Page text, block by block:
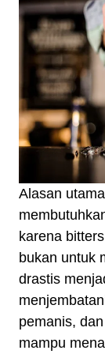
Alasan
karena
bukan untuk
drastis
pemanis,
mampu